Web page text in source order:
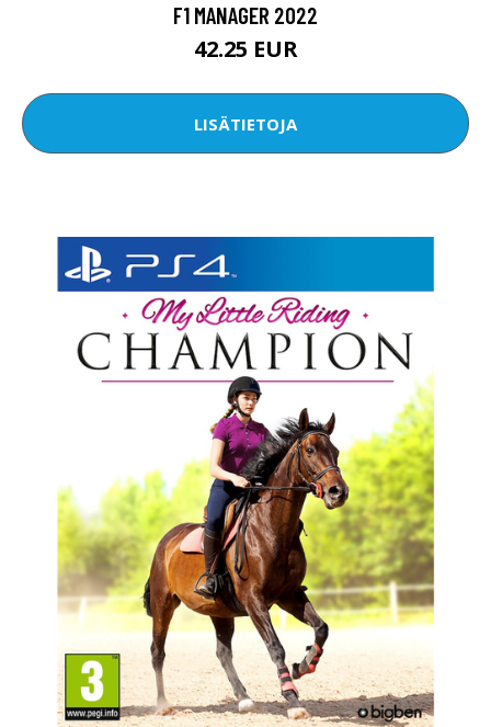
F1 MANAGER 2022
42.25 EUR
LISÄTIETOJA